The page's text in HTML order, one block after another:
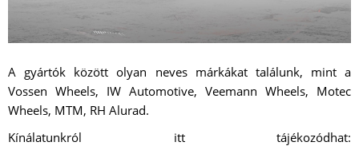
A gyártók között olyan neves márkákat találunk, mint a
Vossen Wheels, IW Automotive, Veemann Wheels, Motec
Wheels, MTM, RH Alurad.
Kínálatunkról itt tájékozódhat: